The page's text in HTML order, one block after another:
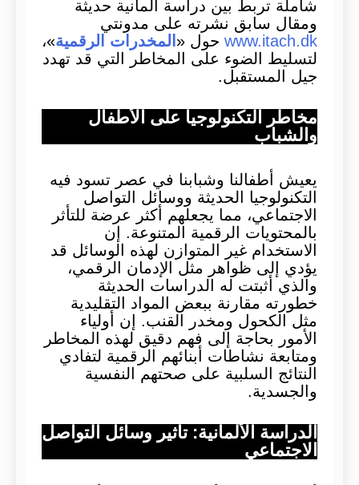
شاملة تربط بين دراسة ألمانية حديثة
ومقال سابق نشرته على مدونتي
www.itach.dk حول « المخدرات الرقمية»،
لتسليط الضوء على المخاطر التي قد تهدد
جيل المستقبل.
مخاطر التكنولوجيا على الأطفال
والشباب
يعيش أطفالنا وشبابنا في عصر تسود فيه
التكنولوجيا الحديثة ووسائل التواصل
الاجتماعي، مما يجعلهم أكثر عرضة للتأثر
بالمحتويات الرقمية المتنوعة. إن
الاستخدام غير المتوازن لهذه الوسائل قد
يؤدي إلى ظواهر مثل الإدمان الرقمي،
والذي أثبتت له الدراسات الحديثة
خطورته مقارنة ببعض المواد التقليدية
مثل الكحول ومخدر القنب. إن أولياء
الأمور بحاجة إلى فهم دقيق لهذه المخاطر
ومتابعة نشاطات أبنائهم الرقمية لتفادي
النتائج السلبية على صحتهم النفسية
والجسدية.
الدراسة الألمانية: تأثير وسائل التواصل
الاجتماعي